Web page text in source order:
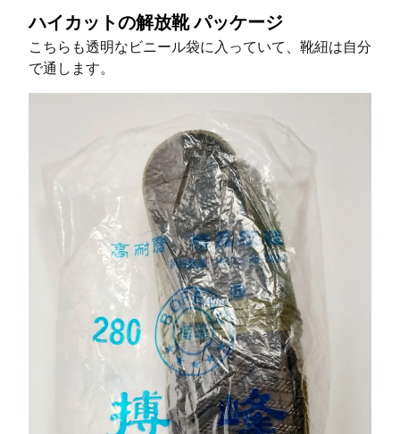
ハイカットの解放靴 パッケージ
こちらも透明なビニール袋に入っていて、靴紐は自分
で通します。